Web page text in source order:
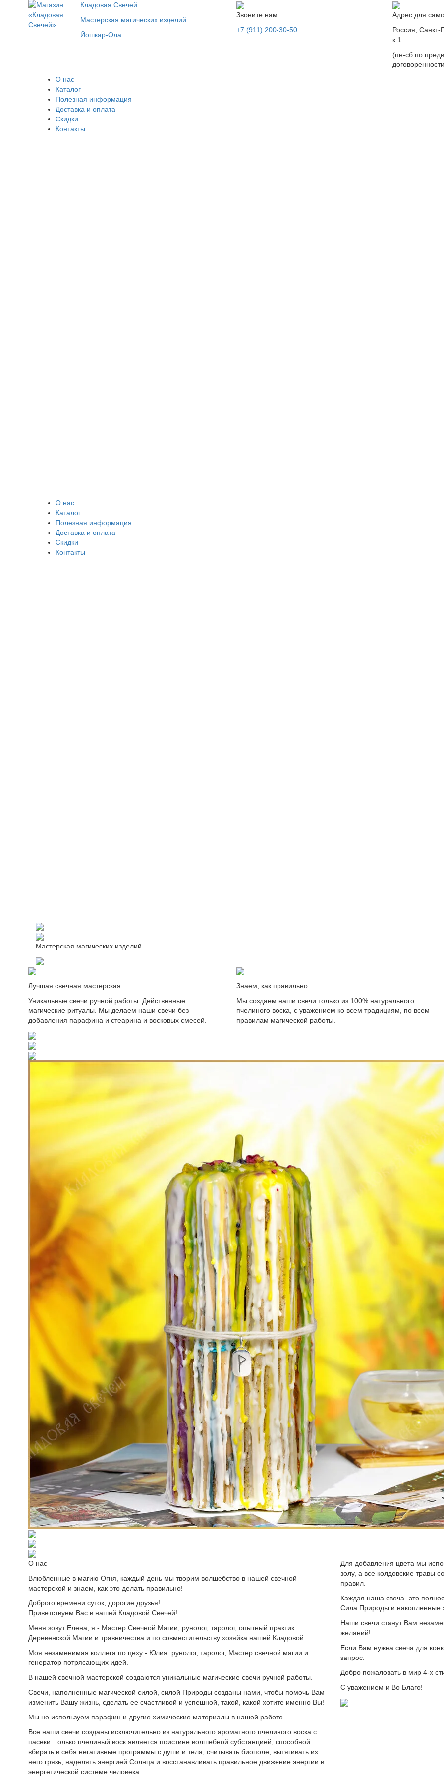
Кладовая Свечей
Мастерская магических изделий
Йошкар-Ола
Звоните нам:
+7 (911) 200-30-50
Адрес для
Россия, Санкт-
к.1
(пн-сб по
О нас
Каталог
Полезная информация
Доставка и оплата
Скидки
Контакты
О нас
Каталог
Полезная информация
Доставка и оплата
Скидки
Контакты
Мастерская магических изделий
Лучшая свечная мастерская
Уникальные свечи ручной работы. Действенные
магические ритуалы. Мы делаем наши свечи без
добавления парафина и стеарина и восковых смесей.
Знаем, как правильно
Мы создаем наши свечи только из 100% натурального
пчелиного воска, с уважением ко всем традициям, по всем
правилам магической работы.
О нас
Влюбленные в магию Огня, каждый день мы творим волшебство в нашей свечной
мастерской и знаем, как это делать правильно!
Доброго времени суток, дорогие друзья!
Приветствуем Вас в нашей Кладовой Свечей!
Меня зовут Елена, я - Мастер Свечной Магии, рунолог, таролог, опытный практик
Деревенской Магии и травничества и по совместительству хозяйка нашей Кладовой.
Моя незаменимая коллега по цеху - Юлия: рунолог, таролог, Мастер свечной магии и
генератор потрясающих идей.
В нашей свечной мастерской создаются уникальные магические свечи ручной работы.
Свечи, наполненные магической силой, силой Природы созданы нами, чтобы помочь Вам
изменить Вашу жизнь, сделать ее счастливой и успешной, такой, какой хотите именно Вы!
Мы не используем парафин и другие химические материалы в нашей работе.
Все наши свечи созданы исключительно из натурального ароматного пчелиного воска с
пасеки: только пчелиный воск является поистине волшебной субстанцией, способной
вбирать в себя негативные программы с души и тела, считывать биополе, вытягивать из
него грязь, наделять энергией Солнца и восстанавливать правильное движение энергии в
энергетической системе человека.
Для добавления цвета мы
золу, а все колдовские травы
правил.
Каждая наша свеча -это
Сила Природы и накопленные
Наши свечи станут Вам
желаний!
Если Вам нужна свеча для
запрос.
Добро пожаловать в мир 4-х
С уважением и Во Благо!